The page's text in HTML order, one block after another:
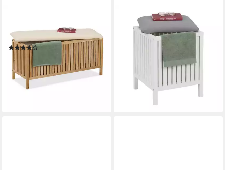
Wäschekorb Wäschetruhe aus
Walnussholz mit Sitz
(5)
79,99 € 149,99 €
-47%
lieferbar - in 2-3 Werktagen bei dir
RELAXDAYS
Wäschebox Wäschekorb zum
Sitzen Walnussholz, Weiß-
89,99 €
-44%
lieferbar - in 2-3 Werktagen bei dir